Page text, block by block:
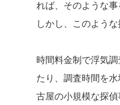
れば、そのような
しかし、このよう
時間料金制で浮気
たり、調査時間を
古屋の小規模な探